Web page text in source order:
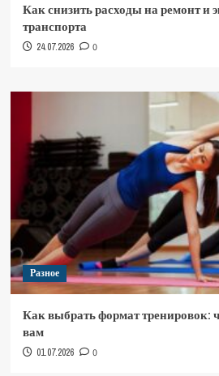
Как снизить расходы на ремонт и
транспорта
24.07.2026 0
Разное
Как выбрать формат тренировок:
вам
01.07.2026 0